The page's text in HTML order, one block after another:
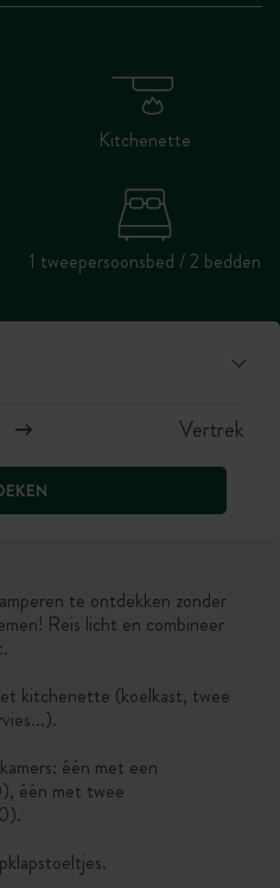
Kitchenette
1 tweepersoonsbed / 2 bedden
te ontdekken zonder
Reis licht en combineer
kitchenette (koelkast, twee
één met een
één met twee